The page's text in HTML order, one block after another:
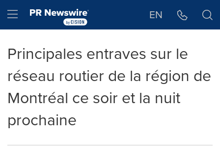
Hamburger menu EN
Principales entraves sur le
réseau routier de la région de
Montréal ce soir et la nuit
prochaine